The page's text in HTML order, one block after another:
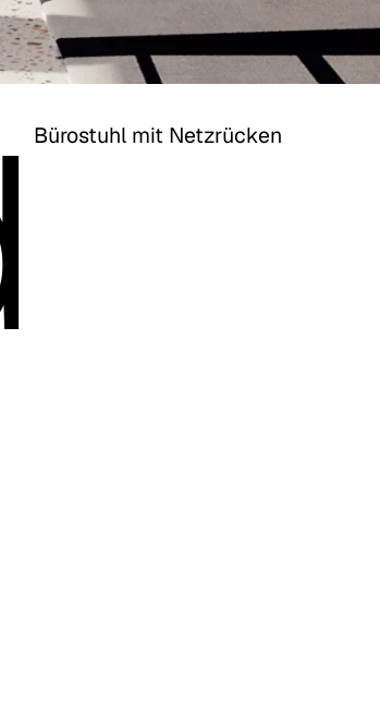
Bürostuhl mit Netzrücken